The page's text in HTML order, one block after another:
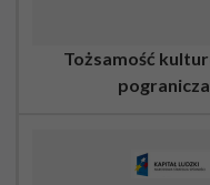
Tożsamość